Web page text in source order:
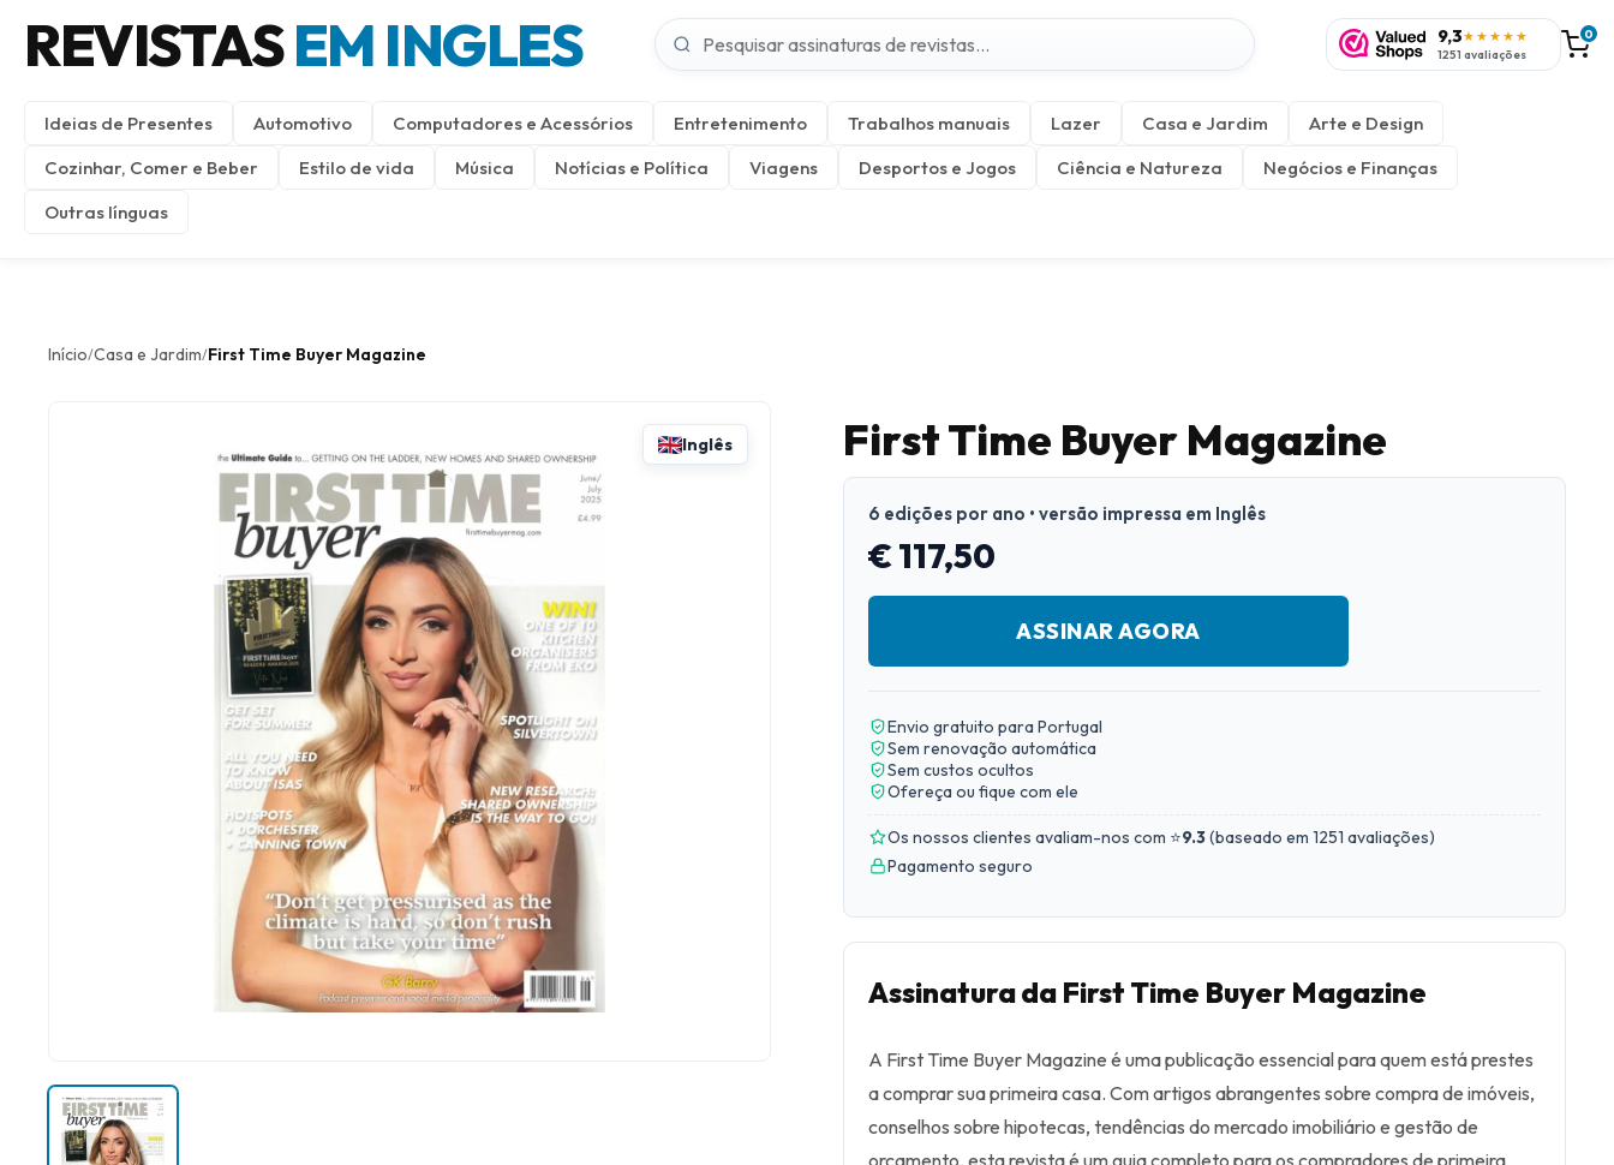
REVISTASEM INGLES 9,3★★★★★
1251 avaliações
0
Ideias de Presentes Automotivo Computadores e Acessórios Entretenimento Trabalhos manuais Lazer Casa e Jardim
Arte e Design
Cozinhar, Comer e Beber
Estilo de vida Música Notícias e Política Viagens Desportos e Jogos Ciência e Natureza
Negócios e Finanças
Outras línguas
Início/Casa e Jardim/First Time Buyer Magazine
Inglês First Time Buyer Magazine
6 edições por ano • versão impressa em Inglês
€ 117,50
ASSINAR AGORA
Envio gratuito para Portugal
Sem renovação automática
Sem custos ocultos
Ofereça ou fique com ele
Os nossos clientes avaliam-nos com ⭐9.3(baseado em 1251 avaliações)
Pagamento seguro
Assinatura da First Time Buyer Magazine
A First Time Buyer Magazine é uma publicação essencial para quem está prestes
a comprar sua primeira casa. Com artigos abrangentes sobre compra de imóveis,
conselhos sobre hipotecas, tendências do mercado imobiliário e gestão de
orçamento, esta revista é um guia completo para os compradores de primeira